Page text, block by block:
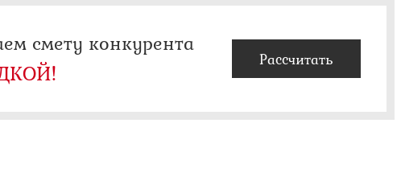
смету конкурента
Рассчитать